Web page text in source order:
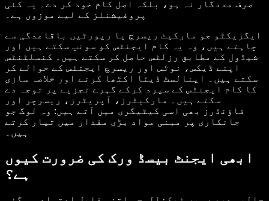
صرف مددگار نہ ہو، بلکہ اصل کام خود کر دے۔ یہ کئی
پروفیشنلز کے لیے موزوں ہے۔
ایگزیکٹو جو مارکیٹ ریسرچ یا رپورٹیں باقاعدگی سے
چاہتے ہیں، وہ یہ کام ایجنٹس کو سونپ سکتے ہیں اور
شیڈول کے مطابق رزلٹس حاصل کر سکتے ہیں۔ کنسلٹنٹس
اپنے ڈیکس، نوٹس اور ریسرچ ایجنٹس کے حوالے کر
سکتے ہیں۔ اینالسٹ ڈیٹا اکٹھا کرنے اور خلاصہ سازی
کا کام ایجنٹس کے سپرد کرکے گہرے تجزیے پر توجہ دے
سکتے ہیں۔ مارکیٹرز، آپریٹرز، ریسرچر اور
فاؤنڈرز بھی اسی کیٹیگری میں آتے ہیں: وہ لوگ جو
جانکاری پر مبنی مواد بڑی مقدار میں تیار کرتے
ہیں۔
ابھی ایجنٹ بیسڈ ورک کی ضرورت کیوں
ہے؟